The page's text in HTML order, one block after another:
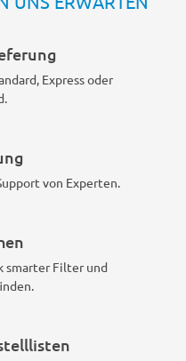
Express oder
von Experten.
smarter Filter und